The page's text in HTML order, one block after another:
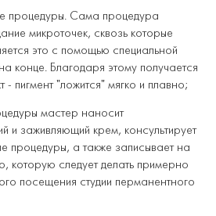
процедуры. Сама процедура
микроточек, сквозь которые
это с помощью специальной
конце. Благодаря этому получается
- пигмент "ложится" мягко и плавно;
мастер наносит
и заживляющий крем, консультирует
процедуры, а также записывает на
которую следует делать примерно
посещения студии перманентного